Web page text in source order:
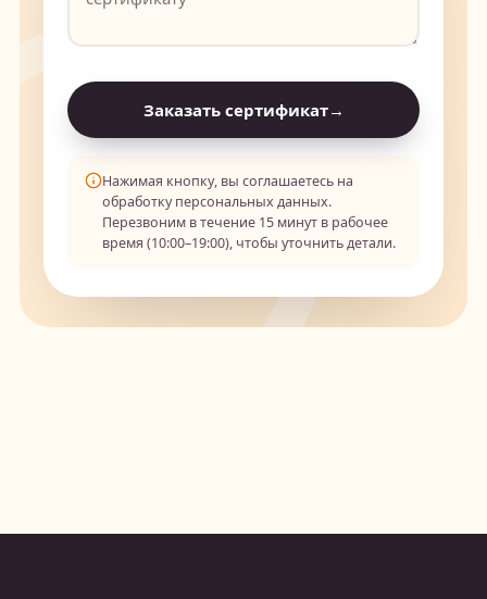
Заказать сертификат→
Нажимая кнопку, вы соглашаетесь на
обработку персональных данных.
Перезвоним в течение 15 минут в рабочее
время (10:00–19:00), чтобы уточнить детали.